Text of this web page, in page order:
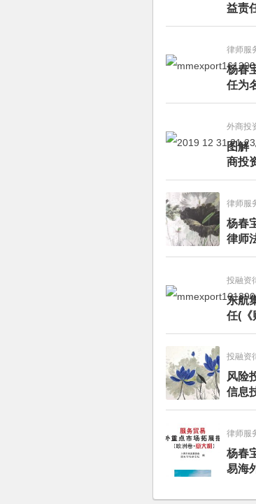
益责
律师服
杨春
任为
外商投
图解
商投
律师服
杨春
律师
投融资
东航
任(《
投融资
风险
信息
投资
律师服
杨春
易海